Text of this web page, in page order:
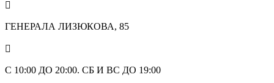

ГЕНЕРАЛА ЛИЗЮКОВА, 85

С 10:00 ДО 20:00. СБ И ВС ДО 19:00